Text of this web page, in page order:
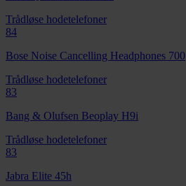
Trådløse hodetelefoner
84
Bose Noise Cancelling Headphones 700
Trådløse hodetelefoner
83
Bang & Olufsen Beoplay H9i
Trådløse hodetelefoner
83
Jabra Elite 45h